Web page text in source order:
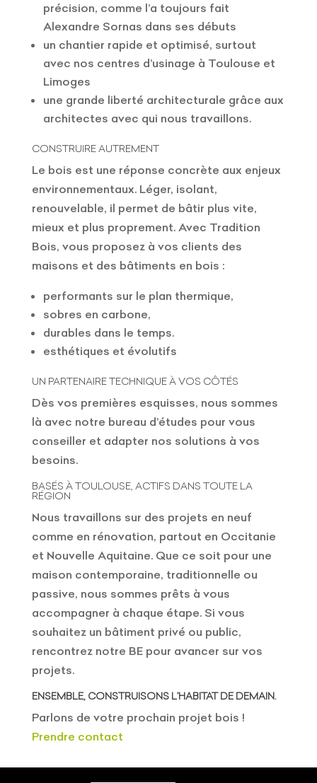
précision, comme l’a toujours fait
Alexandre Sornas dans ses débuts
un chantier rapide et optimisé, surtout
avec nos centres d’usinage à Toulouse et
Limoges
une grande liberté architecturale grâce aux
architectes avec qui nous travaillons.
CONSTRUIRE AUTREMENT
Le bois est une réponse concrète aux enjeux
environnementaux. Léger, isolant,
renouvelable, il permet de bâtir plus vite,
mieux et plus proprement. Avec Tradition
Bois, vous proposez à vos clients des
maisons et des bâtiments en bois :
performants sur le plan thermique,
sobres en carbone,
durables dans le temps.
esthétiques et évolutifs
UN PARTENAIRE TECHNIQUE À VOS CÔTÉS
Dès vos premières esquisses, nous sommes
là avec notre bureau d’études pour vous
conseiller et adapter nos solutions à vos
besoins.
BASÉS À TOULOUSE, ACTIFS DANS TOUTE LA
RÉGION
Nous travaillons sur des projets en neuf
comme en rénovation, partout en Occitanie
et Nouvelle Aquitaine. Que ce soit pour une
maison contemporaine, traditionnelle ou
passive, nous sommes prêts à vous
accompagner à chaque étape. Si vous
souhaitez un bâtiment privé ou public,
rencontrez notre BE pour avancer sur vos
projets.
ENSEMBLE, CONSTRUISONS L’HABITAT DE DEMAIN.
Parlons de votre prochain projet bois !
Prendre contact